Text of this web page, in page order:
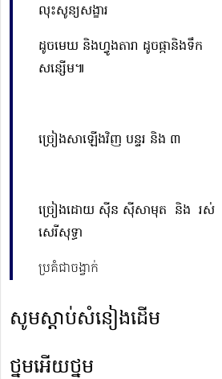
លុះសូន្យសង្ខារ
ដូចមេឃ និងហ្វូងតារា ដូចផ្កានិងទឹក
សន្សើម៕
ច្រៀងសាឡើងវិញ បន្ទរ និង ៣
ច្រៀងដោយ ស៊ីន ស៊ីសាមុត និង រស់
សេរីសុទ្ធា
ប្រគំជាចង្វាក់
សូមស្ដាប់សំនៀងដើម
ថ្នមអើយថ្នម